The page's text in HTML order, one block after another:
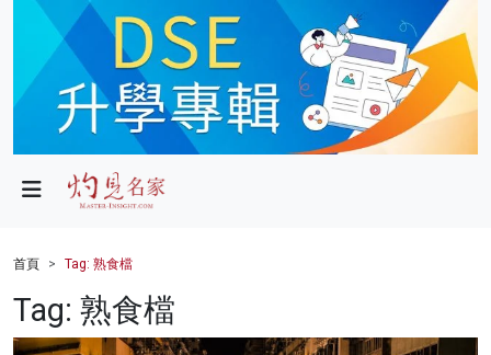
政局
財經
健康
首頁 Tag: 熟食檔
Tag: 熟食檔